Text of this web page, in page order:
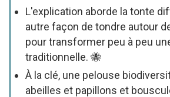
L'explication aborde la tonte
autre façon de tondre autour
pour transformer peu à peu
traditionnelle. 🐝
À la clé, une pelouse
abeilles et papillons et